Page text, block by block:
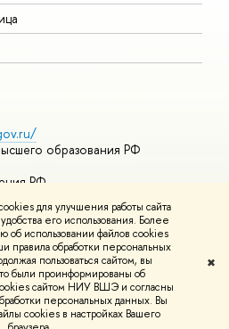
для улучшения работы сайта
его использования. Более
об использовании файлов cookies
правила обработки персональных
пользоваться сайтом, вы
были проинформированы об
сайтом НИУ ВШЭ и согласны
персональных данных. Вы
cookies в настройках Вашего
✖
образования РФ
РФ
курсы
и контактыУсловия
Политика конфиденциальности
разработаны вШколе дизайна НИУ